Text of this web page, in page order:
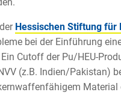
Hessischen Stiftung für
bei der Einführung
Cutoff der Pu/HEU-
(z.B. Indien/Pakistan)